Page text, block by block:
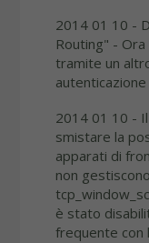
2014 01 10 -
Routing" -
tramite un
autenticazione
2014 01 10 -
smistare la
apparati di
non
è stato
frequente con